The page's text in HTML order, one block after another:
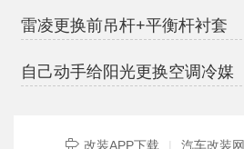
雷凌更换前吊杆+平衡杆衬套
自己动手给阳光更换空调冷媒
改装APP下载 | 汽车改装网